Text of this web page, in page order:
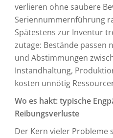
verlieren ohne saubere
Seriennummernführung
Spätestens zur Inventur
zutage: Bestände passen
und Abstimmungen
Instandhaltung,
kosten unnötig
Wo es hakt: typische
Reibungsverluste
Der Kern vieler Probleme